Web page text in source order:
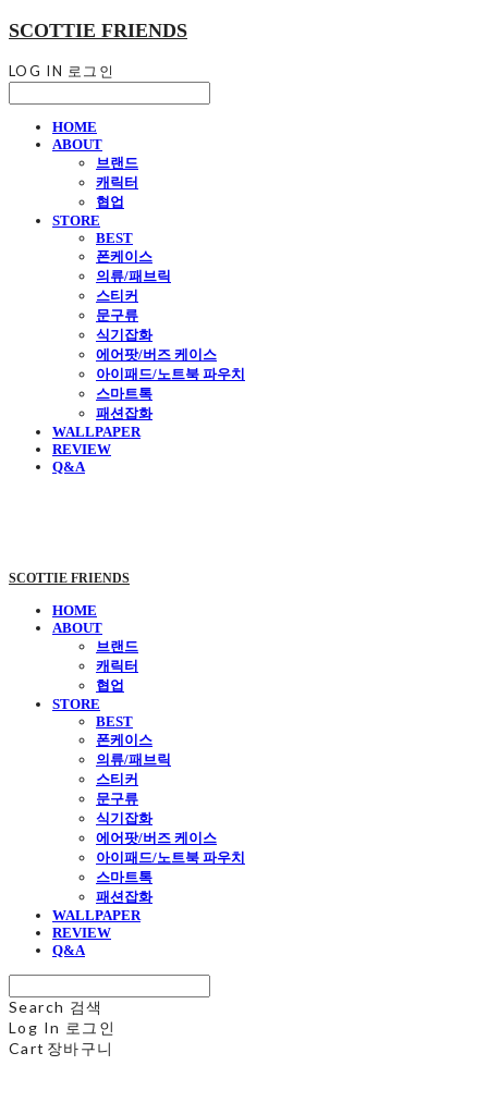
SCOTTIE FRIENDS
LOG IN 로그인
HOME
ABOUT
브랜드
캐릭터
협업
STORE
BEST
폰케이스
의류/패브릭
스티커
문구류
식기잡화
에어팟/버즈 케이스
아이패드/노트북 파우치
스마트톡
패션잡화
WALLPAPER
REVIEW
Q&A
SCOTTIE FRIENDS
HOME
ABOUT
브랜드
캐릭터
협업
STORE
BEST
폰케이스
의류/패브릭
스티커
문구류
식기잡화
에어팟/버즈 케이스
아이패드/노트북 파우치
스마트톡
패션잡화
WALLPAPER
REVIEW
Q&A
Search 검색
Log In 로그인
Cart 장바구니